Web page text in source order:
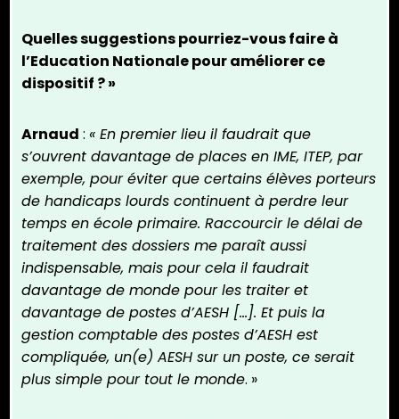
Quelles suggestions pourriez-vous faire à
l’Education Nationale pour améliorer ce
dispositif ? »
Arnaud : « En premier lieu il faudrait que
s’ouvrent davantage de places en IME, ITEP, par
exemple, pour éviter que certains élèves porteurs
de handicaps lourds continuent à perdre leur
temps en école primaire. Raccourcir le délai de
traitement des dossiers me paraît aussi
indispensable, mais pour cela il faudrait
davantage de monde pour les traiter et
davantage de postes d’AESH […]. Et puis la
gestion comptable des postes d’AESH est
compliquée, un(e) AESH sur un poste, ce serait
plus simple pour tout le monde. »